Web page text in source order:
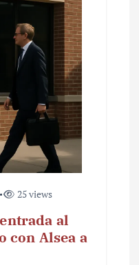
25 views
al
con Alsea a